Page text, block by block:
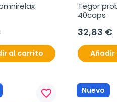
al carrito
Tegor
40caps
32,83 €
favorite_border Nuevo